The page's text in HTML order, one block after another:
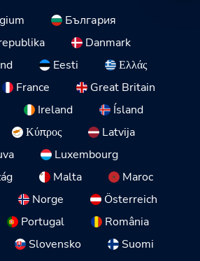
България
Danmark
Eesti
Ελλάς
France
Great Britain
Ireland
Ísland
Κύπρος
Latvija
Luxembourg
Malta
Maroc
Norge
Österreich
Portugal
România
Slovensko
Suomi